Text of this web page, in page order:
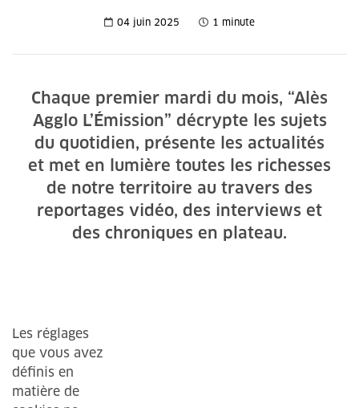
04 juin 2025 1 minute
Chaque premier mardi du mois, “Alès
Agglo L’Émission” décrypte les sujets
du quotidien, présente les actualités
et met en lumière toutes les richesses
de notre territoire au travers des
reportages vidéo, des interviews et
des chroniques en plateau.